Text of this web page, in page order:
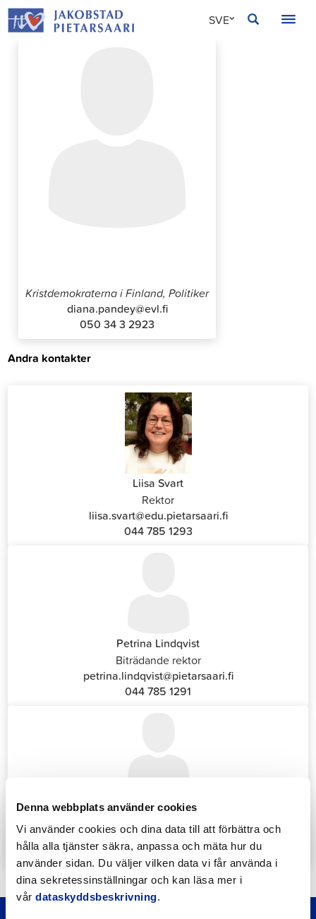
Denna webbplats använder cookies
Vi använder cookies och dina data till att förbättra och
hålla alla tjänster säkra, anpassa och mäta hur du
använder sidan. Du väljer vilken data vi får använda i
dina sekretessinställningar och kan läsa mer i
vår dataskyddsbeskrivning.
Hoppa
till
SVE
Kristdemokraterna i Finland, Politiker
diana.pandey@evl.fi
050 34 3 2923
Andra kontakter
Liisa Svart
Rektor
liisa.svart@edu.pietarsaari.fi
044 785 1293
Petrina Lindqvist
Biträdande rektor
petrina.lindqvist@pietarsaari.fi
044 785 1291
Katrin Nylund
katrin.nylund@jakobstad.fi
044 785 1988